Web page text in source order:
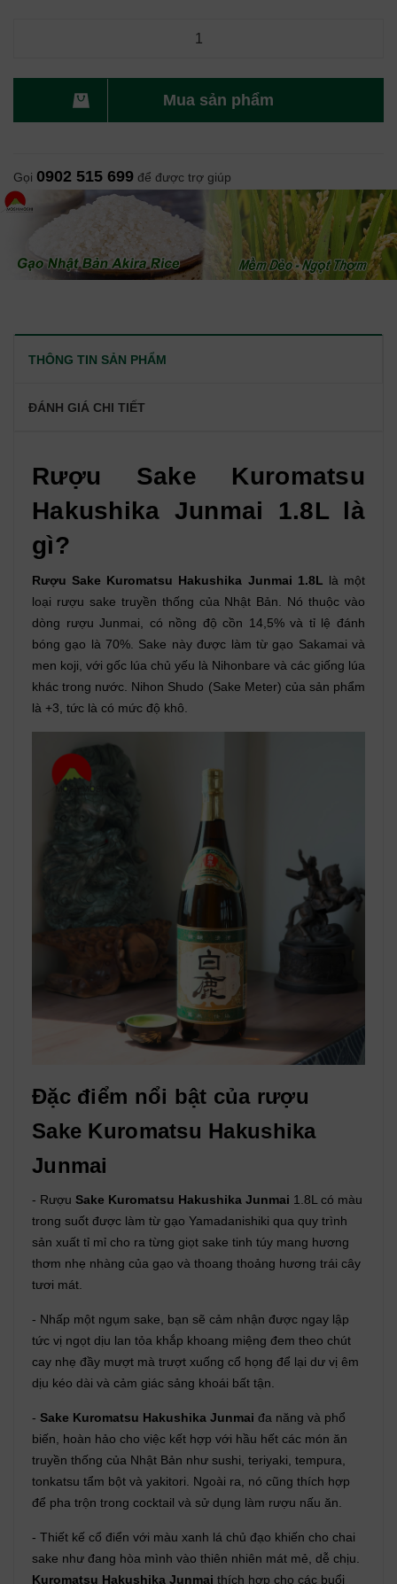
Mua sản phẩm
Gọi 0902 515 699 để được trợ giúp
THÔNG TIN SẢN PHẨM
ĐÁNH GIÁ CHI TIẾT
Rượu Sake Kuromatsu
Hakushika Junmai 1.8L là
gì?
Rượu Sake Kuromatsu Hakushika Junmai 1.8L là một
loại rượu sake truyền thống của Nhật Bản. Nó thuộc vào
dòng rượu Junmai, có nồng độ cồn 14,5% và tỉ lệ đánh
bóng gạo là 70%. Sake này được làm từ gạo Sakamai và
men koji, với gốc lúa chủ yếu là Nihonbare và các giống lúa
khác trong nước. Nihon Shudo (Sake Meter) của sản phẩm
là +3, tức là có mức độ khô.
Đặc điểm nổi bật của rượu
Sake Kuromatsu Hakushika
Junmai
- Rượu Sake Kuromatsu Hakushika Junmai 1.8L có màu
trong suốt được làm từ gạo Yamadanishiki qua quy trình
sản xuất tỉ mỉ cho ra từng giọt sake tinh túy mang hương
thơm nhẹ nhàng của gạo và thoang thoảng hương trái cây
tươi mát.
- Nhấp một ngụm sake, bạn sẽ cảm nhận được ngay lập
tức vị ngọt dịu lan tỏa khắp khoang miệng đem theo chút
cay nhẹ đầy mượt mà trượt xuống cổ họng để lại dư vị êm
dịu kéo dài và cảm giác sảng khoái bất tận.
- Sake Kuromatsu Hakushika Junmai đa năng và phổ
biến, hoàn hảo cho việc kết hợp với hầu hết các món ăn
truyền thống của Nhật Bản như sushi, teriyaki, tempura,
tonkatsu tẩm bột và yakitori. Ngoài ra, nó cũng thích hợp
để pha trộn trong cocktail và sử dụng làm rượu nấu ăn.
- Thiết kế cổ điển với màu xanh lá chủ đạo khiến cho chai
sake như đang hòa mình vào thiên nhiên mát mẻ, dễ chịu.
Kuromatsu Hakushika Junmai thích hợp cho các buổi